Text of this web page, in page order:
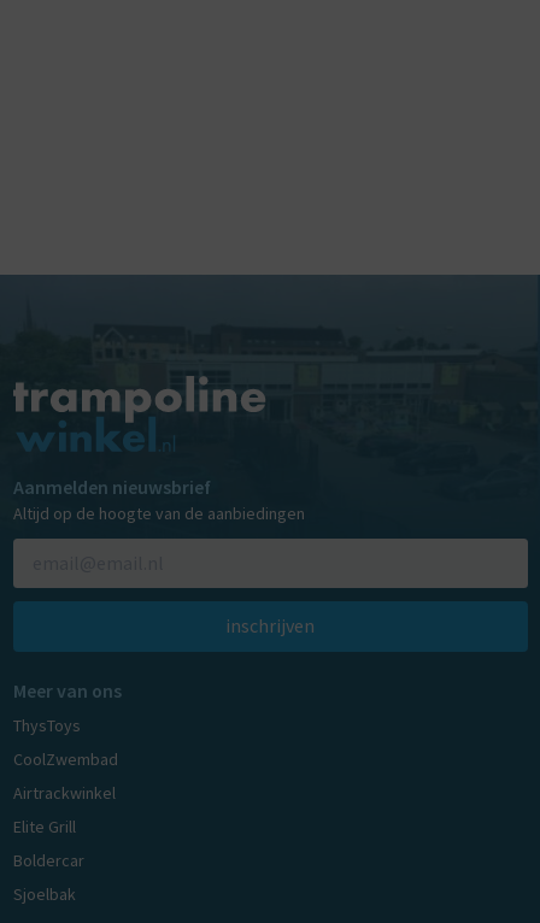
Aanmelden nieuwsbrief
Altijd op de hoogte van de aanbiedingen
inschrijven
Meer van ons
ThysToys
CoolZwembad
Airtrackwinkel
Elite Grill
Boldercar
Sjoelbak